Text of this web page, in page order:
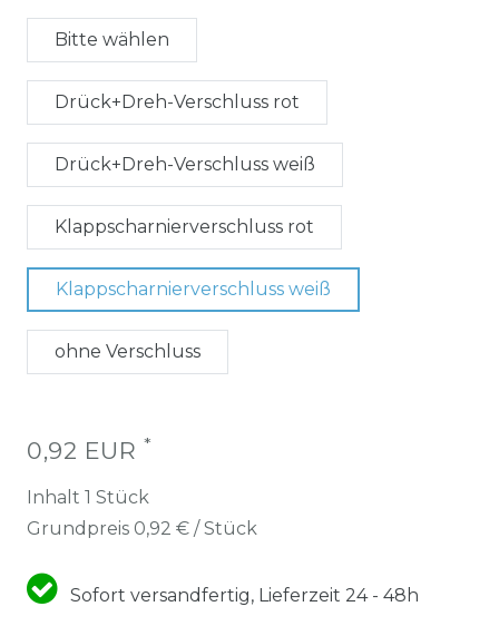
Bitte wählen
Drück+Dreh-Verschluss rot
Drück+Dreh-Verschluss weiß
Klappscharnierverschluss rot
Klappscharnierverschluss weiß
ohne Verschluss
0,92 EUR *
Inhalt 1 Stück
Grundpreis 0,92 € / Stück
Sofort versandfertig, Lieferzeit 24 - 48h